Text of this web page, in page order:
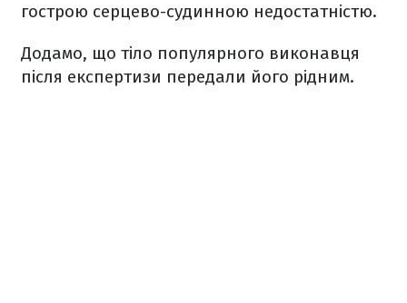
гострою серцево-судинною недостатністю.
Додамо, що тіло популярного виконавця
після експертизи передали його рідним.